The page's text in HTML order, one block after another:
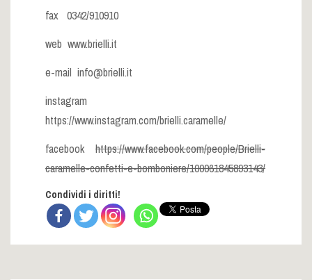
fax 0342/910910
web www.brielli.it
e-mail info@brielli.it
instagram
https://www.instagram.com/brielli.caramelle/
facebook https://www.facebook.com/people/Brielli-
caramelle-confetti-e-bomboniere/100061845893143/
Condividi i diritti!